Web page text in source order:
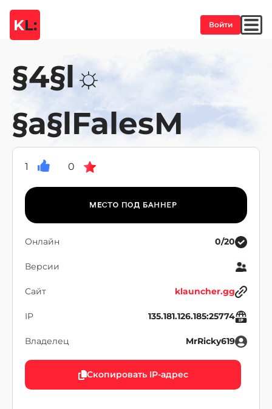
KL: Войти
§4§l☼
§a§lFalesM
1 0
Онлайн 0/20
Версии
Сайт klauncher.gg
IP 135.181.126.185:25774
Владелец MrRicky619
Скопировать IP-адрес